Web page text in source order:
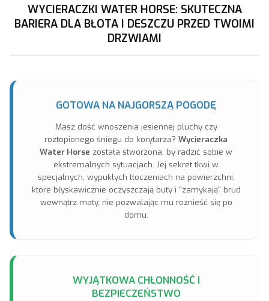
WYCIERACZKI WATER HORSE: SKUTECZNA
BARIERA DLA BŁOTA I DESZCZU PRZED TWOIMI
DRZWIAMI
GOTOWA NA NAJGORSZĄ POGODĘ
Masz dość wnoszenia jesiennej pluchy czy
roztopionego śniegu do korytarza? Wycieraczka
Water Horse została stworzona, by radzić sobie w
ekstremalnych sytuacjach. Jej sekret tkwi w
specjalnych, wypukłych tłoczeniach na powierzchni,
które błyskawicznie oczyszczają buty i "zamykają" brud
wewnątrz maty, nie pozwalając mu roznieść się po
domu.
WYJĄTKOWA CHŁONNOŚĆ I
BEZPIECZEŃSTWO